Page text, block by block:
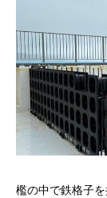
檻の中で鉄格子